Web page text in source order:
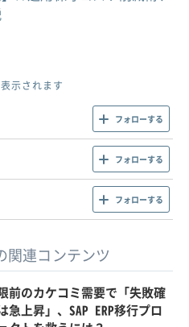
示されます
フォローする
フォローする
フォローする
関連コンテンツ
前のカケコミ需要で「失敗確
急上昇」、SAP ERP移行プロ